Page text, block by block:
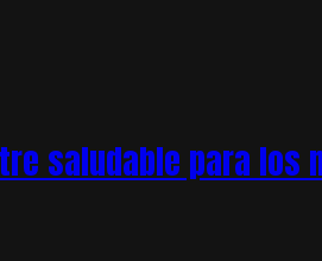
saludable para los